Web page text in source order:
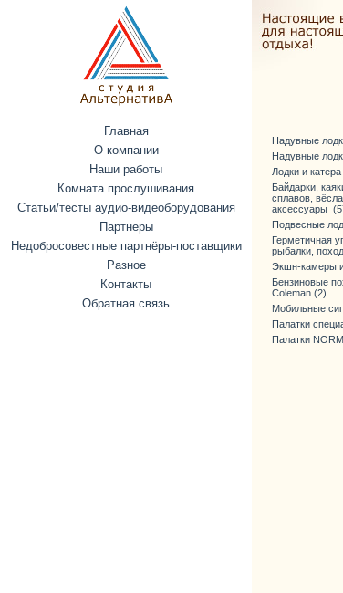
Главная
О компании
Наши работы
Комната прослушивания
Статьи/тесты аудио-видеоборудования
Партнеры
Недобросовестные партнёры-поставщики
Разное
Контакты
Обратная связь
Надувные
Надувные
Лодки и
Байдарки,
сплавов,
аксессуары
Подвесные
Герметичная
рыбалки,
Экшн-камеры
Бензиновые
Coleman (2)
Мобильные
Палатки
Палатки